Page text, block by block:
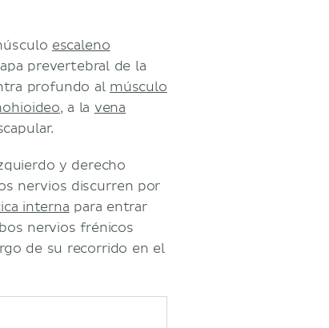
escaleno
prevertebral de la
profundo al músculo
, a la vena
y derecho
nervios discurren por
interna para entrar
nervios frénicos
de su recorrido en el